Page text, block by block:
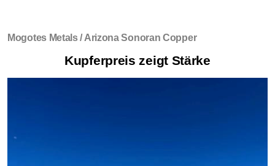
Mogotes Metals / Arizona Sonoran Copper
Kupferpreis zeigt Stärke